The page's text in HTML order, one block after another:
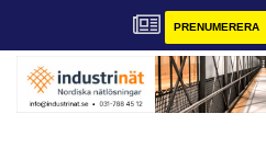
PRENUMERERA